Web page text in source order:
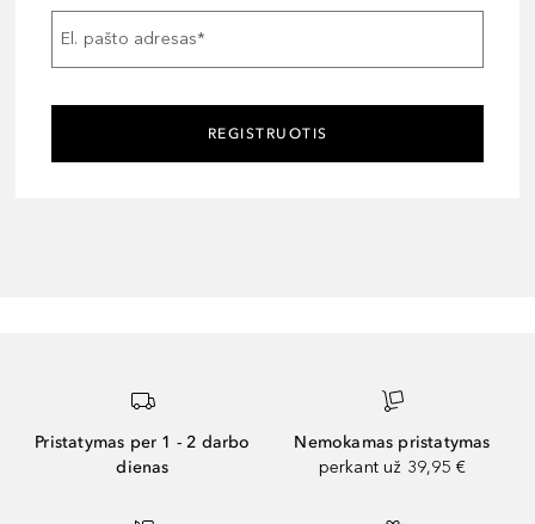
El. pašto adresas*
REGISTRUOTIS
Pristatymas per 1 - 2 darbo
dienas
Nemokamas pristatymas
perkant už 39,95 €